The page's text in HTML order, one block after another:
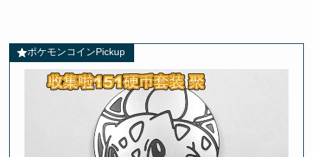
ポケモンコインPickup